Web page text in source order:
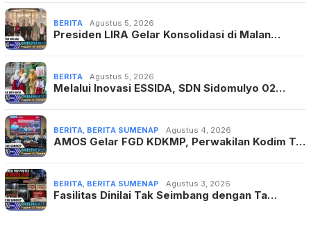
BERITA Agustus 5, 2026
Presiden LIRA Gelar Konsolidasi di Malan…
BERITA Agustus 5, 2026
Melalui Inovasi ESSIDA, SDN Sidomulyo 02…
BERITA, BERITA SUMENAP Agustus 4, 2026
AMOS Gelar FGD KDKMP, Perwakilan Kodim T…
BERITA, BERITA SUMENAP Agustus 3, 2026
Fasilitas Dinilai Tak Seimbang dengan Ta…